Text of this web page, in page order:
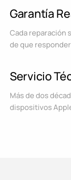
Garantía
Cada reparación
de que
Servicio
Más de dos
dispositivos